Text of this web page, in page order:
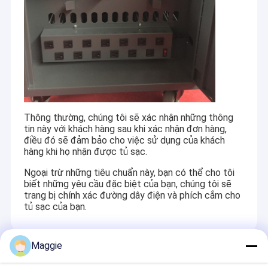
Tủ sạc Ipad
Xe đẩy sạc máy tính bảng
Tủ sạc USB
Tủ lưu trữ nhiều máy tính xách tay
Tủ sạc Chromebook
Tủ bảo quản máy tính bảng
Giỏ hàng tính phí lớp học
Thông thường, chúng tôi sẽ xác nhận những thông
tin này với khách hàng sau khi xác nhận đơn hàng,
điều đó sẽ đảm bảo cho việc sử dụng của khách
hàng khi họ nhận được tủ sạc.
Ngoại trừ những tiêu chuẩn này, bạn có thể cho tôi
biết những yêu cầu đặc biệt của bạn, chúng tôi sẽ
trang bị chính xác đường dây điện và phích cắm cho
tủ sạc của bạn.
Recommended Products
triết lý xã hội, triết lý thị trường, triết lý làm việc và triết lý thực
hiện, những triết lý này cùng nhau làm cho Sơn Đông Anheli của
chúng tôi chuyên nghiệp hơn.
Triết lý sản phẩm--- Gần gũi với thị trường, đổi mới liên tục
Triết lý xã hội--- Không bao giờ quên nơi hạnh phúc của một
người đến từ đâu, cống hiến cho xã hội
Triết lý thị trường--- Sự hài lòng của khách hàng là động lực của
chúng tôi
Triết lý làm việc--- Hệ thống trách nhiệm một đối một
Triết lý thực hiện--- Kết quả trước, lý do sau
4. Ưu điểm của công ty:
Maggie